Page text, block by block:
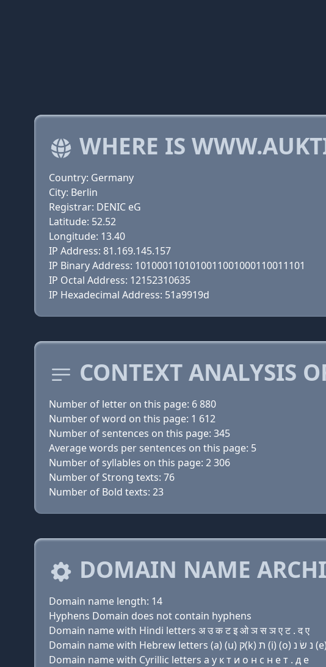
WHERE IS
Country: Germany
City: Berlin
Registrar: DENIC eG
Latitude: 52.52
Longitude: 13.40
IP Address: 81.169.145.157
IP Binary Address: 1010001101010011001000110011101
IP Octal Address: 12152310635
IP Hexadecimal Address: 51a9919d
CONTEXT ANALYSIS
Number of letter on this page: 6 880
Number of word on this page: 1 612
Number of sentences on this page: 345
Average words per sentences on this page: 5
Number of syllables on this page: 2 306
Number of Strong texts: 76
Number of Bold texts: 23
DOMAIN NAME
Domain name length: 14
Hyphens Domain does not contain hyphens
Domain name with Hindi letters अ उ क ट इ ओ ञ स ञ ए ट . द ए
Domain name with Cyrillic letters a у к т и о н с н e т . д e